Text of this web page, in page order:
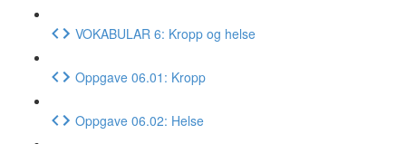
VOKABULAR 6: Kropp og helse
Oppgave 06.01: Kropp
Oppgave 06.02: Helse